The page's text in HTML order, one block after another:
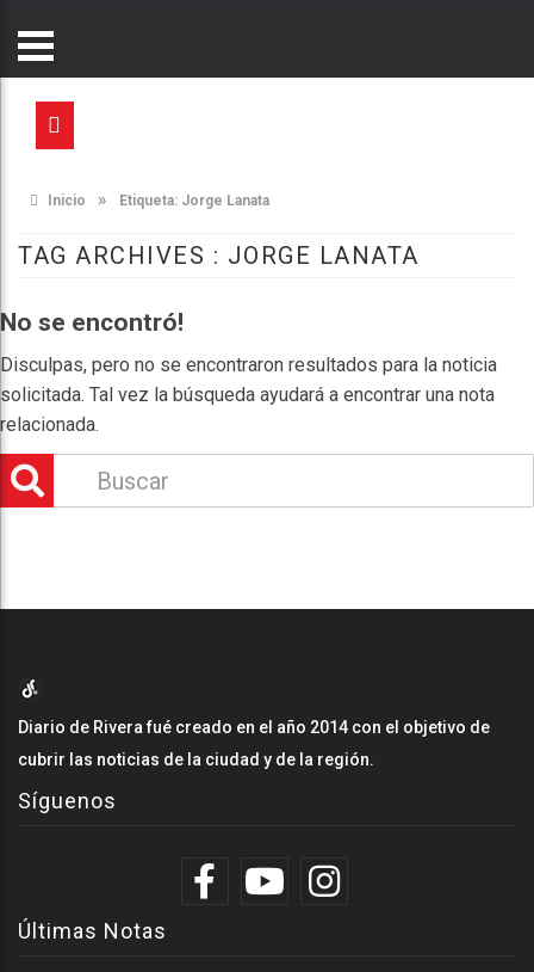
Inicio » Etiqueta: Jorge Lanata
TAG ARCHIVES : JORGE LANATA
No se encontró!
Disculpas, pero no se encontraron resultados para la noticia
solicitada. Tal vez la búsqueda ayudará a encontrar una nota
relacionada.
Diario de Rivera fué creado en el año 2014 con el objetivo de
cubrir las noticias de la ciudad y de la región.
Síguenos
Últimas Notas